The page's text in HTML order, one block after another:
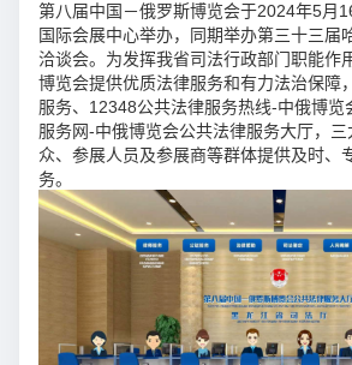
第八届中国－俄罗斯博览会于2024年5月
国际会展中心举办，同期举办第三十三届
洽谈会。为发挥我省司法行政部门职能作
博览会提供优质法律服务和有力法治保障
服务、12348公共法律服务热线-中俄博览
服务网-中俄博览会公共法律服务大厅，
众、参展人员及参展商等群体提供及时、
务。